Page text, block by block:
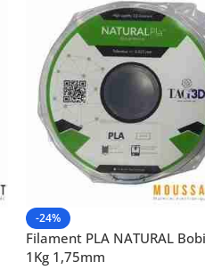
-24%
Filament PLA NATURAL
1Kg 1,75mm